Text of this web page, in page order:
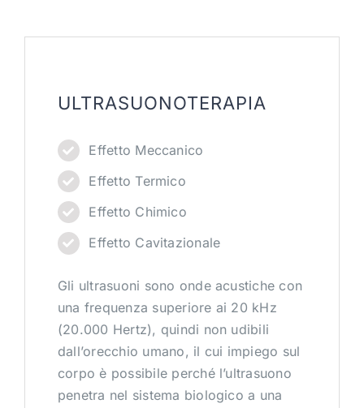
ULTRASUONOTERAPIA
Effetto Meccanico
Effetto Termico
Effetto Chimico
Effetto Cavitazionale
Gli ultrasuoni sono onde acustiche con
una frequenza superiore ai 20 kHz
(20.000 Hertz), quindi non udibili
dall’orecchio umano, il cui impiego sul
corpo è possibile perché l’ultrasuono
penetra nel sistema biologico a una